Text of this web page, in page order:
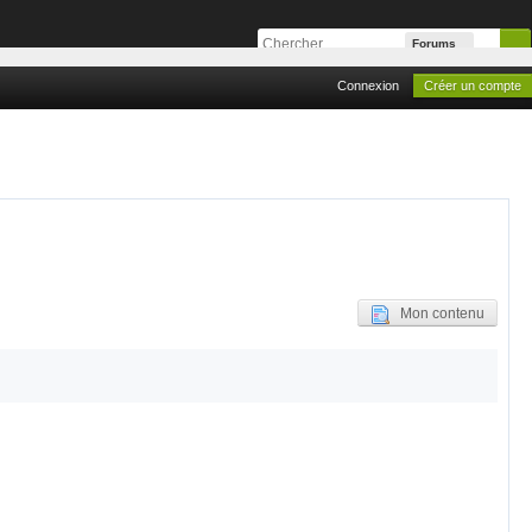
Forums
Connexion Créer un compte
Mon contenu